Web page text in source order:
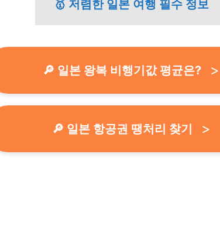
🥇 저렴한 일본 여행 필수 정보
🔎 일본 왕복 비행기값 평균은?
🔎 일본 항공권 땡처리 찾기